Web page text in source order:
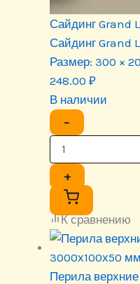
Сайдинг Grand
Сайдинг Grand
Размер: 300 ×
248.00 ₽
В наличии
−
+
К сравнению
Перила